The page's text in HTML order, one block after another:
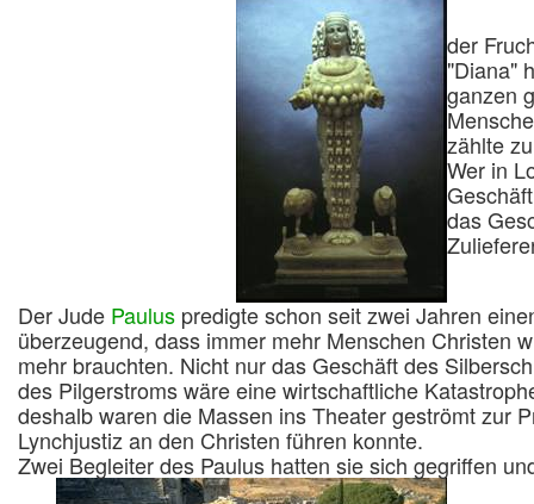
der
"Diana"
ganzen
zählte
Wer in
das
Der Jude Paulus predigte schon seit zwei Jahren
überzeugend, dass immer mehr Menschen Christen
mehr brauchten. Nicht nur das Geschäft des
des Pilgerstroms wäre eine wirtschaftliche
deshalb waren die Massen ins Theater geströmt zur
Lynchjustiz an den Christen führen konnte.
Zwei Begleiter des Paulus hatten sie sich gegriffen